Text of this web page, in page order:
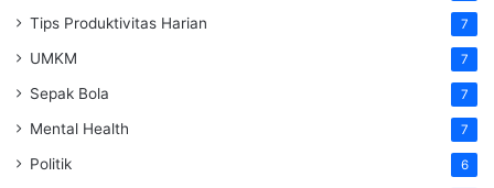
Tips Produktivitas Harian 7
UMKM 7
Sepak Bola 7
Mental Health 7
Politik 6